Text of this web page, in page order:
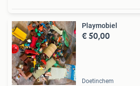
Playmobiel
€ 50,00
Doetinchem